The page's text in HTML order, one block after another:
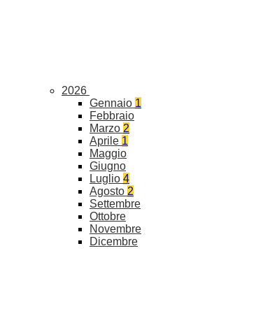
2026
Gennaio 1
Febbraio
Marzo 2
Aprile 1
Maggio
Giugno
Luglio 4
Agosto 2
Settembre
Ottobre
Novembre
Dicembre